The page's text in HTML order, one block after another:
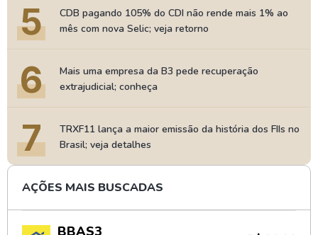
5
CDB pagando 105% do CDI não rende mais 1% ao
mês com nova Selic; veja retorno
6
Mais uma empresa da B3 pede recuperação
extrajudicial; conheça
7
TRXF11 lança a maior emissão da história dos FIIs no
Brasil; veja detalhes
AÇÕES MAIS BUSCADAS
BBAS3